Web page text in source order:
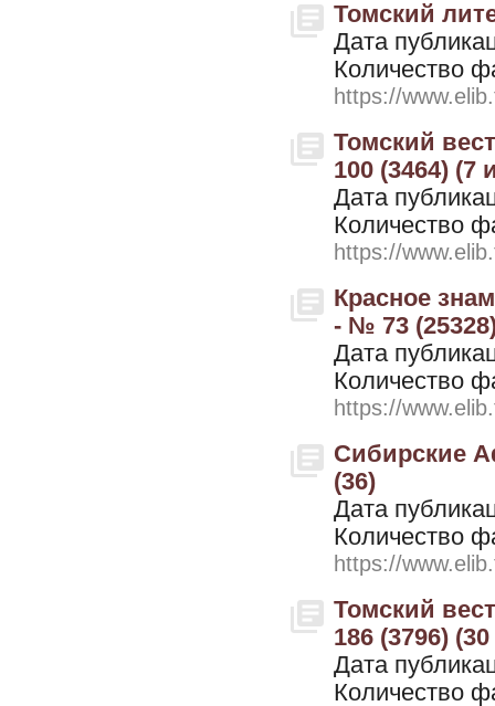
Томский
Дата
Количество
https://
Томский
100 (3464) (7
Дата
Количество
https://
Красное
- № 73
Дата
Количество
https://
Сибирские
(36)
Дата
Количество
https://
Томский
186 (3796)
Дата
Количество